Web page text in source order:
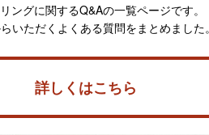
ングに関するQ&Aの一覧ページです。
いただくよくある質問をまとめました。
詳しくはこちら